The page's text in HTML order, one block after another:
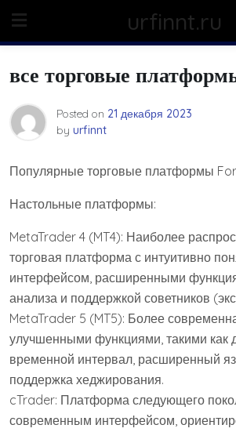
content
urfinnt.ru
все торговые
Posted on 21 декабря 2023
by urfinnt
Популярные торговые платформы
Настольные платформы:
MetaTrader 4 (MT4): Наиболее
торговая платформа с интуитивно
интерфейсом, расширенными
анализа и поддержкой советников
MetaTrader 5 (MT5): Более
улучшенными функциями, такими как
временной интервал, расширенный
поддержка хеджирования.
cTrader: Платформа следующего
современным интерфейсом,